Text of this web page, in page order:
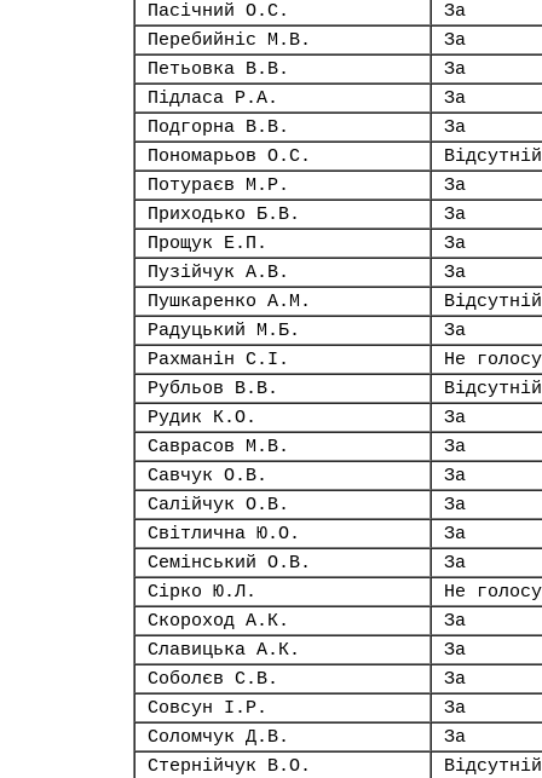
Пасічний О.С.
За
Перебийніс М.В.
За
Петьовка В.В.
За
Підласа Р.А.
За
Подгорна В.В.
За
Пономарьов О.С.
Відсутній
Потураєв М.Р.
За
Приходько Б.В.
За
Прощук Е.П.
За
Пузійчук А.В.
За
Пушкаренко А.М.
Відсутній
Радуцький М.Б.
За
Рахманін С.І.
Не
Рубльов В.В.
Відсутній
Рудик К.О.
За
Саврасов М.В.
За
Савчук О.В.
За
Салійчук О.В.
За
Світлична Ю.О.
За
Семінський О.В.
За
Сірко Ю.Л.
Не
Скороход А.К.
За
Славицька А.К.
За
Соболєв С.В.
За
Совсун І.Р.
За
Соломчук Д.В.
За
Стернійчук В.О.
Відсутній